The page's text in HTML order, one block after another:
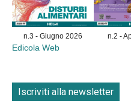
n.3 - Giugno 2026 n.2 -
Edicola Web
Iscriviti alla newsletter